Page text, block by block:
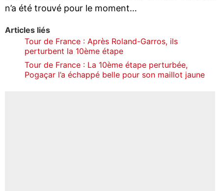
n’a été trouvé pour le moment…
Articles liés
Tour de France : Après Roland-Garros, ils
perturbent la 10ème étape
Tour de France : La 10ème étape perturbée,
Pogaçar l’a échappé belle pour son maillot jaune